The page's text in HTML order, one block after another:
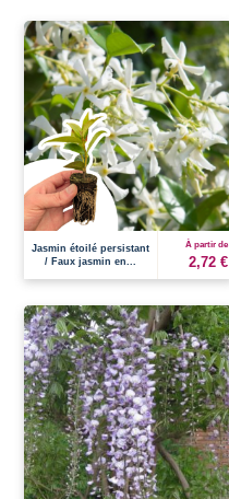
Jasmin étoilé persistant
/ Faux jasmin en...
À partir de
2,72 €